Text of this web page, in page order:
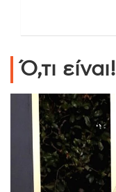
Ό,τι είναι!